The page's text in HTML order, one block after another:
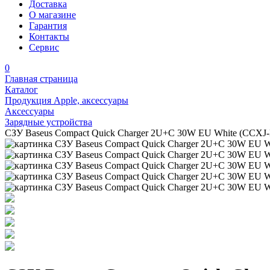
Доставка
О магазине
Гарантия
Контакты
Сервис
0
Главная страница
Каталог
Продукция Apple, аксессуары
Аксессуары
Зарядные устройства
СЗУ Baseus Compact Quick Charger 2U+C 30W EU White